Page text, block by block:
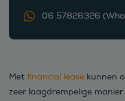
06 57826326
Met financial lease kunnen
zeer laagdrempelige